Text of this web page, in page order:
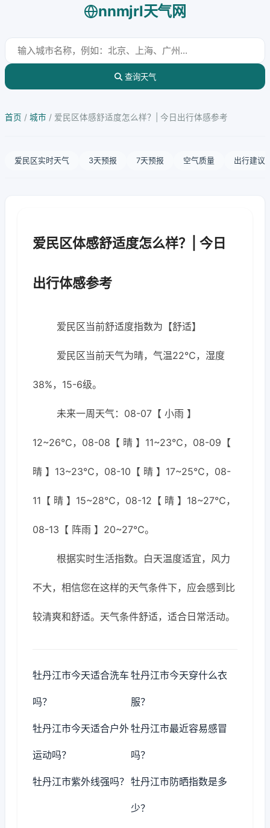
nnmjrl天气网
查询天气
首页 / 城市 / 爱民区体感舒适度怎么样？| 今日出行体感参考
爱民区实时天气 3天预报 7天预报 空气质量 出行建议
爱民区体感舒适度怎么样？| 今日
出行体感参考
爱民区当前舒适度指数为【舒适】
爱民区当前天气为晴，气温22℃，湿度
38%，15-6级。
未来一周天气：08-07【 小雨 】
12~26℃，08-08【 晴 】11~23℃，08-09【
晴 】13~23℃，08-10【 晴 】17~25℃，08-
11【 晴 】15~28℃，08-12【 晴 】18~27℃，
08-13【 阵雨 】20~27℃。
根据实时生活指数。白天温度适宜，风力
不大，相信您在这样的天气条件下，应会感到比
较清爽和舒适。天气条件舒适，适合日常活动。
牡丹江市今天适合洗车
吗？
牡丹江市今天穿什么衣
服？
牡丹江市今天适合户外
运动吗？
牡丹江市最近容易感冒
吗？
牡丹江市紫外线强吗？ 牡丹江市防晒指数是多
少？